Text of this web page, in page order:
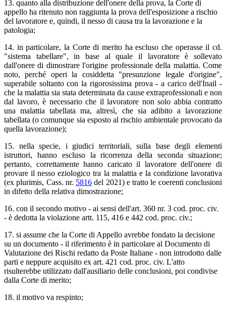
13. quanto alla distribuzione dell'onere della prova, la Corte di
appello ha ritenuto non raggiunta la prova dell'esposizione a rischio
del lavoratore e, quindi, il nesso di causa tra la lavorazione e la
patologia;
14. in particolare, la Corte di merito ha escluso che operasse il cd.
"sistema tabellare", in base al quale il lavoratore è sollevato
dall'onere di dimostrare l'origine professionale della malattia. Come
noto, perché operi la cosiddetta "presunzione legale d'origine",
superabile soltanto con la rigorosissima prova - a carico dell'Inail -
che la malattia sia stata determinata da cause extraprofessionali e non
dal lavoro, è necessario che il lavoratore non solo abbia contratto
una malattia tabellata ma, altresì, che sia adibito a lavorazione
tabellata (o comunque sia esposto al rischio ambientale provocato da
quella lavorazione);
15. nella specie, i giudici territoriali, sulla base degli elementi
istruttori, hanno escluso la ricorrenza della seconda situazione;
pertanto, correttamente hanno caricato il lavoratore dell'onere di
provare il nesso eziologico tra la malattia e la condizione lavorativa
(ex plurimis, Cass. nr. 5816 del 2021) e tratto le coerenti conclusioni
in difetto della relativa dimostrazione;
16. con il secondo motivo - ai sensi dell'art. 360 nr. 3 cod. proc. civ.
- è dedotta la violazione artt. 115, 416 e 442 cod. proc. civ.;
17. si assume che la Corte di Appello avrebbe fondato la decisione
su un documento - il riferimento è in particolare al Documento di
Valutazione dei Rischi redatto da Poste Italiane - non introdotto dalle
parti e neppure acquisito ex art. 421 cod. proc. civ. L'atto
risulterebbe utilizzato dall'ausiliario delle conclusioni, poi condivise
dalla Corte di merito;
18. il motivo va respinto;